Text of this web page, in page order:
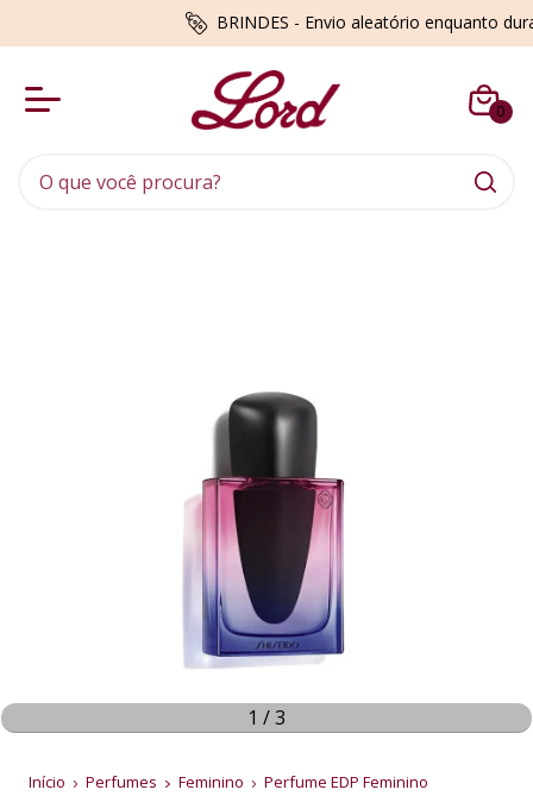
BRINDES - Envio aleatório enquanto
0
1 /3
Início Perfumes Feminino Perfume EDP Feminino